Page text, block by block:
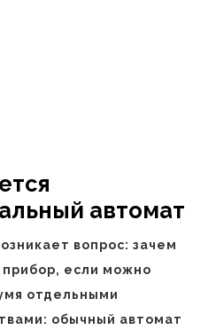
автомат
вопрос: зачем
если можно
отдельными
обычный автомат